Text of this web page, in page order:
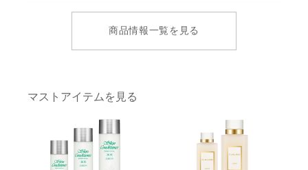
商品情報一覧を見る
マストアイテムを見る